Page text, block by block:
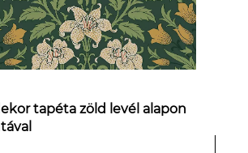
tapéta zöld levél alapon